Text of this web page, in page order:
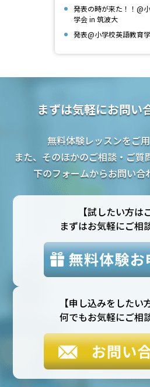
発表の時が来た！！@
学会 in 筑波大
発表@小学校英語教育
まずは気軽にお問い
無料体験レッスンをご用
また、そのほかのご相談・ご質
下のフォームからお問い合
【試したい方は
まずはお気軽にご相
【申し込みをしたい
何でもお気軽にご相